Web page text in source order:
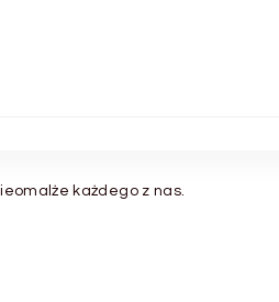
każdego z nas.